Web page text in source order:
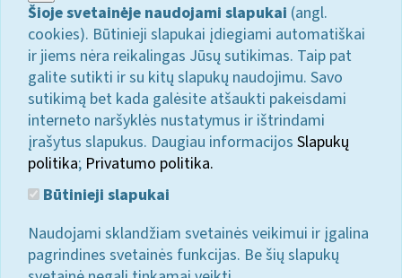
Šioje svetainėje naudojami slapukai (angl.
cookies). Būtinieji slapukai įdiegiami automatiškai
ir jiems nėra reikalingas Jūsų sutikimas. Taip pat
galite sutikti ir su kitų slapukų naudojimu. Savo
sutikimą bet kada galėsite atšaukti pakeisdami
interneto naršyklės nustatymus ir ištrindami
įrašytus slapukus. Daugiau informacijos Slapukų
politika; Privatumo politika.
Būtinieji slapukai
Naudojami sklandžiam svetainės veikimui ir įgalina
pagrindines svetainės funkcijas. Be šių slapukų